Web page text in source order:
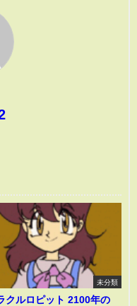
未分類
クルロピット 2100年の